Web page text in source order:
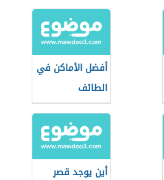
أفضل الأماكن في
الطائف
أين يوجد قصر